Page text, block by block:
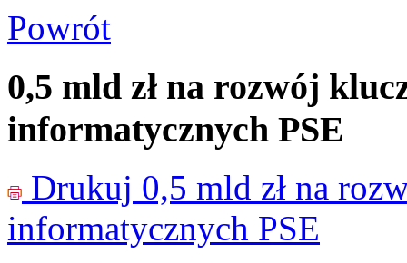
Powrót
0,5 mld zł na rozwój
informatycznych PSE
Drukuj 0,5 mld zł na
informatycznych PSE